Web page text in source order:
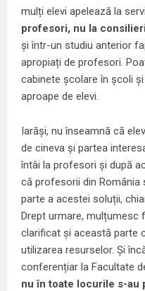
mulți elevi apelează la
profesori, nu la
și într-un studiu anterior
apropiați de profesori.
cabinete școlare în școli
aproape de elevi.
Iarăși, nu înseamnă că
de cineva și partea
întâi la profesori și după
că profesorii din România
parte a acestei soluții,
Drept urmare, mulțumesc
clarificat și această parte
utilizarea resurselor. Și
conferențiar la Facultate
nu în toate locurile s-